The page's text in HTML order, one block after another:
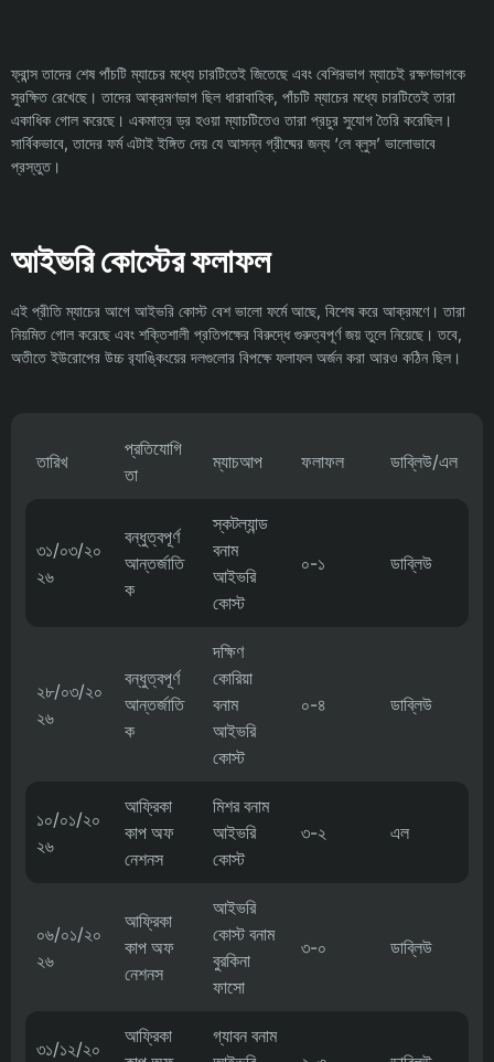
ফ্রান্স তাদের শেষ পাঁচটি ম্যাচের মধ্যে চারটিতেই জিতেছে এবং বেশিরভাগ ম্যাচেই রক্ষণভাগকে
সুরক্ষিত রেখেছে। তাদের আক্রমণভাগ ছিল ধারাবাহিক, পাঁচটি ম্যাচের মধ্যে চারটিতেই তারা
একাধিক গোল করেছে। একমাত্র ড্র হওয়া ম্যাচটিতেও তারা প্রচুর সুযোগ তৈরি করেছিল।
সার্বিকভাবে, তাদের ফর্ম এটাই ইঙ্গিত দেয় যে আসন্ন গ্রীষ্মের জন্য ‘লে ব্লুস’ ভালোভাবে
প্রস্তুত।
আইভরি কোস্টের ফলাফল
এই প্রীতি ম্যাচের আগে আইভরি কোস্ট বেশ ভালো ফর্মে আছে, বিশেষ করে আক্রমণে। তারা
নিয়মিত গোল করেছে এবং শক্তিশালী প্রতিপক্ষের বিরুদ্ধে গুরুত্বপূর্ণ জয় তুলে নিয়েছে। তবে,
অতীতে ইউরোপের উচ্চ র‍্যাঙ্কিংয়ের দলগুলোর বিপক্ষে ফলাফল অর্জন করা আরও কঠিন ছিল।
তারিখ
প্রতিযোগি
তা
ম্যাচআপ ফলাফল ডাব্লিউ/এল
৩১/০৩/২০
২৬
বন্ধুত্বপূর্ণ
আন্তর্জাতি
ক
স্কটল্যান্ড
বনাম
আইভরি
কোস্ট
০-১ ডাব্লিউ
২৮/০৩/২০
২৬
বন্ধুত্বপূর্ণ
আন্তর্জাতি
ক
দক্ষিণ
কোরিয়া
বনাম
আইভরি
কোস্ট
০-৪ ডাব্লিউ
১০/০১/২০
২৬
আফ্রিকা
কাপ অফ
নেশনস
মিশর বনাম
আইভরি
কোস্ট
৩-২ এল
০৬/০১/২০
২৬
আফ্রিকা
কাপ অফ
নেশনস
আইভরি
কোস্ট বনাম
বুরকিনা
ফাসো
৩-০ ডাব্লিউ
৩১/১২/২০
আফ্রিকা
গ্যাবন বনাম